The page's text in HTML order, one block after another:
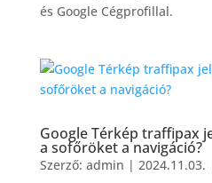
és Google Cégprofillal.
Google Térkép traffipax
a sofőröket a navigáció?
Szerző: admin | 2024.11.03.